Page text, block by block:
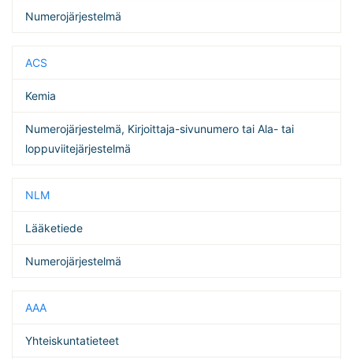
Numerojärjestelmä
ACS
Kemia
Numerojärjestelmä, Kirjoittaja-sivunumero tai Ala- tai
loppuviitejärjestelmä
NLM
Lääketiede
Numerojärjestelmä
AAA
Yhteiskuntatieteet